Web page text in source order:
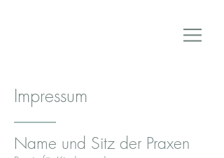
Impressum
Name und Sitz der Praxen